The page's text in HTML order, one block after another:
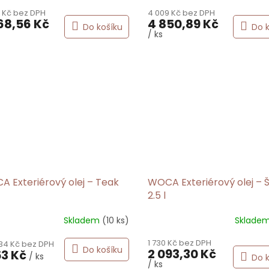
bez DPH
Kč Do košíku
4 009 Kč bez DPH
4 850,89 Kč
/ ks
Do
Exteriérový olej – Teak
Skladem (10 ks)
Kč bez DPH
Kč / ks
Do košíku
WOCA Exteriérový olej –
2.5 l
1 730 Kč bez DPH
2 093,30 Kč
/ ks
Do